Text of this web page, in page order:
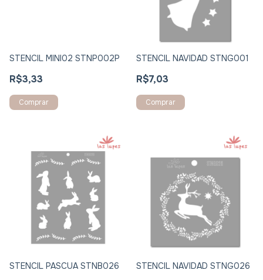
STENCIL MINI02 STNP002P
R$3,33
Comprar
STENCIL NAVIDAD STNG001
R$7,03
Comprar
STENCIL PASCUA STNB026 STENCIL NAVIDAD STNG026